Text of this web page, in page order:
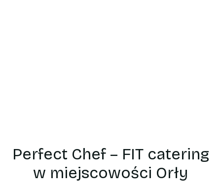
Perfect Chef – FIT catering
w miejscowości Orły